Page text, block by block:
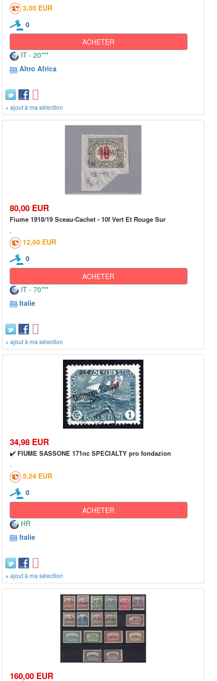
3,00 EUR
0
ACHETER
IT - 20***
Altro Africa
+ ajout à ma sélection
80,00 EUR
Fiume 1918/19 Sceau-Cachet - 10f Vert Et Rouge Sur
12,60 EUR
0
ACHETER
IT - 70***
Italie
+ ajout à ma sélection
34,98 EUR
✔️ FIUME SASSONE 171nc SPECIALTY pro fondazion
5,24 EUR
0
ACHETER
HR
Italie
+ ajout à ma sélection
160,00 EUR